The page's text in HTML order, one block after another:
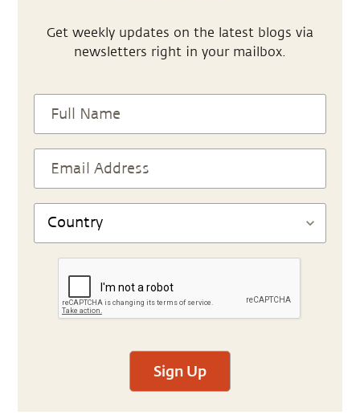
Get weekly updates on the latest blogs via
newsletters right in your mailbox.
Sign Up